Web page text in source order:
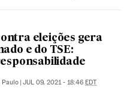
eleições gera
e do TSE:
Paulo JUL 09, 2021 - 18:46 EDT